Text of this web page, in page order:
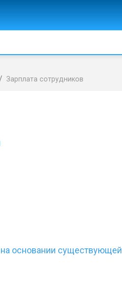
Зарплата сотрудников
на основании существующей